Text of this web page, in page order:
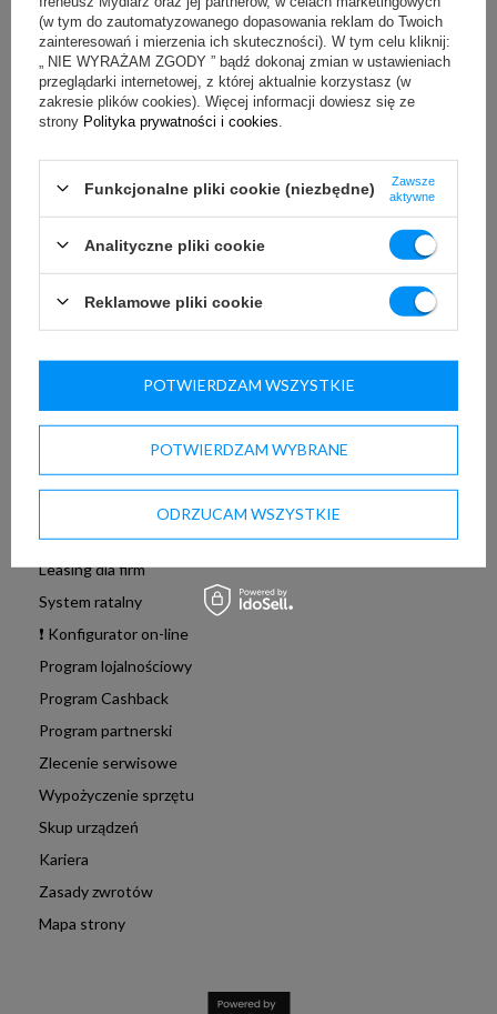
Moje konto
Zarejestruj się
Moje zamówienia
Koszyk
Obserwowane
Historia transakcji
Moje rabaty
Newsletter
Informacje podstawowe
Polityka prywatności
Dostawa i płatność
❗ Abonament na sprzęt
Video-oferta
Obejrzyj z Whatsapp
❗Odroczona płatność
Leasing dla firm
System ratalny
❗ Konfigurator on-line
Program lojalnościowy
Program Cashback
Program partnerski
Zlecenie serwisowe
Wypożyczenie sprzętu
Skup urządzeń
Kariera
Zasady zwrotów
Mapa strony
(w tym do zautomatyzowanego dopasowania reklam do Twoich
zainteresowań i mierzenia ich skuteczności). W tym celu kliknij:
„ NIE WYRAŻAM ZGODY ” bądź dokonaj zmian w ustawieniach
przeglądarki internetowej, z której aktualnie korzystasz (w
zakresie plików cookies). Więcej informacji dowiesz się ze
strony Polityka prywatności i cookies
Funkcjonalne pliki cookie (niezbędne)
Zawsze
aktywne
Analityczne pliki cookie
Reklamowe pliki cookie
POTWIERDZAM WYBRANE
ODRZUCAM WSZYSTKIE
POTWIERDZAM WSZYSTKIE